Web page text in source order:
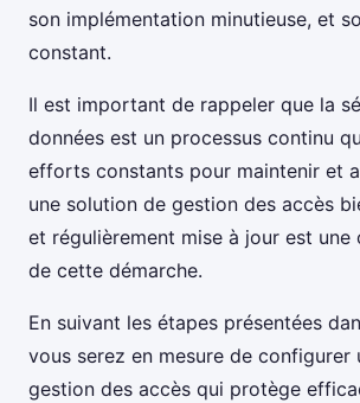
son implémentation minutieuse, et
constant.
Il est important de rappeler que la
données est un processus continu
efforts constants pour maintenir et
une solution de gestion des accès
et régulièrement mise à jour est une
de cette démarche.
En suivant les étapes présentées
vous serez en mesure de configurer
gestion des accès qui protège